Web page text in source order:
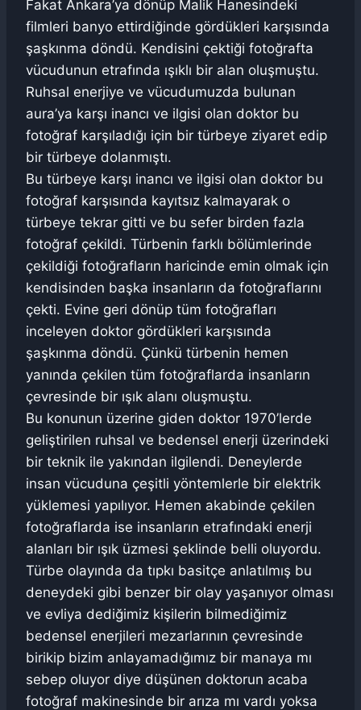
Fakat Ankara’ya dönüp Malik Hanesindeki
filmleri banyo ettirdiğinde gördükleri karşısında
şaşkınma döndü. Kendisini çektiği fotoğrafta
vücudunun etrafında ışıklı bir alan oluşmuştu.
Ruhsal enerjiye ve vücudumuzda bulunan
aura’ya karşı inancı ve ilgisi olan doktor bu
fotoğraf karşıladığı için bir türbeye ziyaret edip
bir türbeye dolanmıştı.
Bu türbeye karşı inancı ve ilgisi olan doktor bu
fotoğraf karşısında kayıtsız kalmayarak o
türbeye tekrar gitti ve bu sefer birden fazla
fotoğraf çekildi. Türbenin farklı bölümlerinde
çekildiği fotoğrafların haricinde emin olmak için
kendisinden başka insanların da fotoğraflarını
çekti. Evine geri dönüp tüm fotoğrafları
inceleyen doktor gördükleri karşısında
şaşkınma döndü. Çünkü türbenin hemen
yanında çekilen tüm fotoğraflarda insanların
çevresinde bir ışık alanı oluşmuştu.
Bu konunun üzerine giden doktor 1970’lerde
geliştirilen ruhsal ve bedensel enerji üzerindeki
bir teknik ile yakından ilgilendi. Deneylerde
insan vücuduna çeşitli yöntemlerle bir elektrik
yüklemesi yapılıyor. Hemen akabinde çekilen
fotoğraflarda ise insanların etrafındaki enerji
alanları bir ışık üzmesi şeklinde belli oluyordu.
Türbe olayında da tıpkı basitçe anlatılmış bu
deneydeki gibi benzer bir olay yaşanıyor olması
ve evliya dediğimiz kişilerin bilmediğimiz
bedensel enerjileri mezarlarının çevresinde
birikip bizim anlayamadığımız bir manaya mı
sebep oluyor diye düşünen doktorun acaba
fotoğraf makinesinde bir arıza mı vardı yoksa